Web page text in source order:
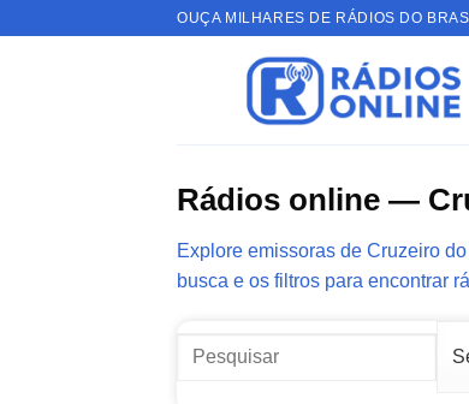
OUÇA MILHARES DE RÁDIOS DO
Rádios online —
Explore emissoras de Cruzeiro
busca e os filtros para encontrar